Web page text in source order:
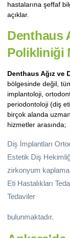
hastalarına şeffaf
açıklar.
Denthaus
Polikliniği
Denthaus Ağız ve
bölgesinde değil,
implantoloji,
periodontoloji (diş
birçok alanda
hizmetler arasında;
Diş İmplantları
Estetik Diş
zirkonyum
Eti Hastalıkları
Tedaviler
bulunmaktadır.